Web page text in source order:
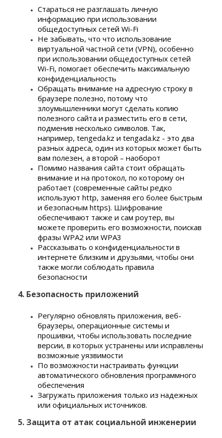
Стараться не разглашать личную
информацию при использовании
общедоступных сетей Wi-Fi
Не забывать, что что использование
виртуальной частной сети (VPN), особенно
при использовании общедоступных сетей
Wi-Fi, помогает обеспечить максимальную
конфиденциальность
Обращать внимание на адресную строку в
браузере полезно, потому что
злоумышленники могут сделать копию
полезного сайта и разместить его в сети,
подменив несколько символов. Так,
например, tengeda.kz и tengada.kz - это два
разных адреса, один из которых может быть
вам полезен, а второй – наоборот
Помимо названия сайта стоит обращать
внимание и на протокол, по которому он
работает (современные сайты редко
используют http, заменяя его более быстрым
и безопасным https). Шифрование
обеспечивают также и сам роутер, вы
можете проверить его возможности, поискав
фразы WPA2 или WPA3
Рассказывать о конфиденциальности в
интернете близким и друзьями, чтобы они
также могли соблюдать правила
безопасности
4. Безопасность приложений
Регулярно обновлять приложения, веб-
браузеры, операционные системы и
прошивки, чтобы использовать последние
версии, в которых устранены или исправлены
возможные уязвимости
По возможности настраивать функции
автоматического обновления программного
обеспечения
Загружать приложения только из надежных
или официальных источников.
5. Защита от атак социальной инженерии